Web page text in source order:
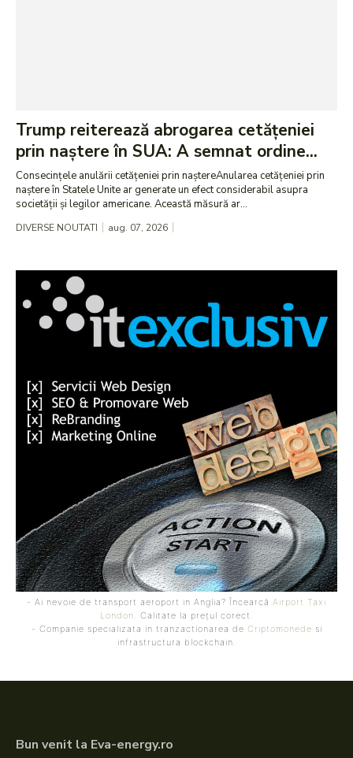
Trump reiterează abrogarea cetățeniei
prin naștere în SUA: A semnat ordine...
Consecințele anulării cetățeniei prin naștereAnularea cetățeniei prin
naștere în Statele Unite ar generate un efect considerabil asupra
societății și legilor americane. Această măsură ar...
DIVERSE NOUTATI aug. 07, 2026
- Ai nevoie de transport aeroport in Anglia? Încearcă Airport Taxi
London . Calitate la prețul corect.
- Companie specializata in tranzactionarea de Criptomonede si
infrastructura blockchain.
Bun venit la Eva-energy.ro